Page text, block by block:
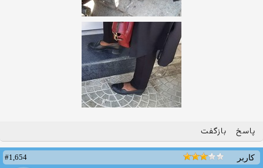
پاسخ بازگفت
کاربر
#1,654